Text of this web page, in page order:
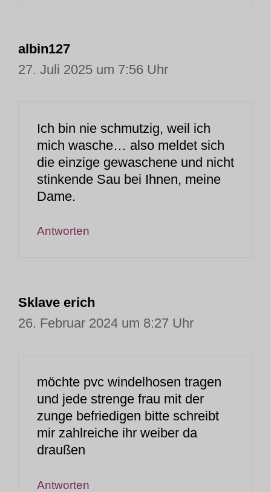
albin127
27. Juli 2025 um 7:56 Uhr
Ich bin nie schmutzig, weil ich
mich wasche… also meldet sich
die einzige gewaschene und nicht
stinkende Sau bei Ihnen, meine
Dame.
Antworten
Sklave erich
26. Februar 2024 um 8:27 Uhr
möchte pvc windelhosen tragen
und jede strenge frau mit der
zunge befriedigen bitte schreibt
mir zahlreiche ihr weiber da
draußen
Antworten